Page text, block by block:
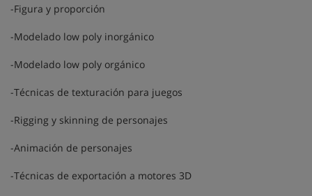
-Figura y proporción
-Modelado low poly inorgánico
-Modelado low poly orgánico
-Técnicas de texturación para juegos
-Rigging y skinning de personajes
-Animación de personajes
-Técnicas de exportación a motores 3D